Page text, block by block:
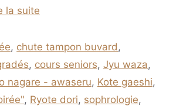
la suite
, chute tampon buvard ,
, cours seniors, Jyu waza,
nagare - awaseru, Kote gaeshi,
, Ryote dori, sophrologie,